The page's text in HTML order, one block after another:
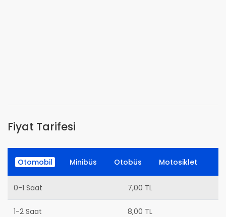
Fiyat Tarifesi
Otomobil Minibüs Otobüs Motosiklet
0-1 Saat 7,00 TL
1-2 Saat 8,00 TL